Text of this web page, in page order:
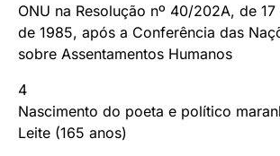
ONU na Resolução nº 40/202A, de
de 1985, após a Conferência das
sobre Assentamentos Humanos
4
Nascimento do poeta e político
Leite (165 anos)